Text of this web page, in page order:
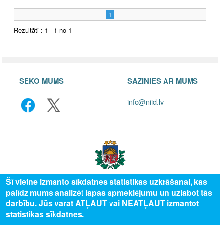
1
Rezultāti : 1 - 1 no 1
SEKO MUMS SAZINIES AR MUMS
info@niid.lv
© 2025 Valsts izglītības attīstības aģentūra, publicētā satura visas tiesības
Šī vietne izmanto sīkdatnes statistikas uzkrāšanai, kas
palīdz mums analizēt lapas apmeklējumu un uzlabot tās
darbību. Jūs varat ATĻAUT vai NEATĻAUT izmantot
statistikas sīkdatnes.